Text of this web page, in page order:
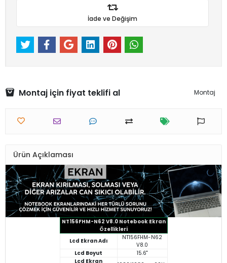
İade ve Değişim
Montaj için fiyat teklifi al Montaj
Ürün Açıklaması
NT156FHM-N62 V8.0 Notebook Ekran
Özellikleri
Lcd Ekran Adı
NT156FHM-N62
V8.0
Lcd Boyut
15.6"
Lcd Ekran